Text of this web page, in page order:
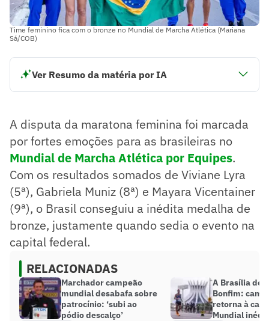
Time feminino fica com o bronze no Mundial de Marcha Atlética (Mariana
Sá/COB)
Ver Resumo da matéria por IA
por Equipes.
Resumo supervisionado pelo jornalista!
A disputa da maratona feminina foi marcada
por fortes emoções para as brasileiras no
Mundial de Marcha Atlética por Equipes.
Com os resultados somados de Viviane Lyra
(5ª), Gabriela Muniz (8ª) e Mayara Vicentainer
(9ª), o Brasil conseguiu a inédita medalha de
bronze, justamente quando sedia o evento na
capital federal.
RELACIONADAS
Marchador campeão
mundial desabafa sobre
patrocínio: ‘subi ao
pódio descalço’
A Brasília de
Bonfim:
retorna à
Mundial